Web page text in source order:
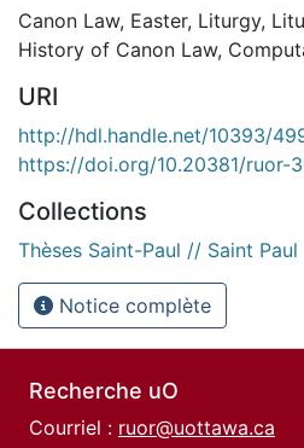
Canon Law, Easter, Liturgy,
History of Canon Law,
URI
http://hdl.handle.net/10393/
https://doi.org/10.20381/ruor-
Collections
Thèses Saint-Paul // Saint Paul
Notice complète
Recherche uO
Courriel : ruor@uottawa.ca